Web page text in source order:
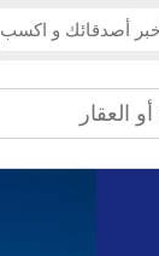
أصدقائك و اكسب
العقار